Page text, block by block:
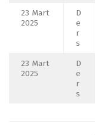
23 Mart
2025
D
e
r
s
23 Mart
2025
D
e
r
s